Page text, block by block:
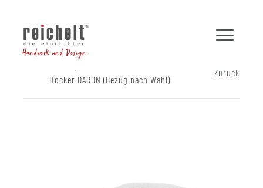
Handwerk und Design
Hocker DARON (Bezug nach Wahl)
Zurück